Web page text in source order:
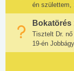
én születtem,
Bokatörés
Tisztelt Dr.
19-én